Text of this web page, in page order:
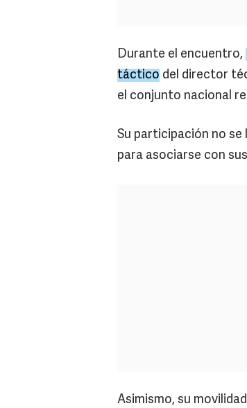
Durante el encuentro,
táctico del director
el conjunto nacional
Su participación no se
para asociarse con
Asimismo, su